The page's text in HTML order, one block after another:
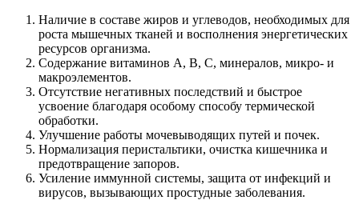
Наличие в составе жиров и углеводов, необходимых для
роста мышечных тканей и восполнения энергетических
ресурсов организма.
Содержание витаминов A, B, C, минералов, микро- и
макроэлементов.
Отсутствие негативных последствий и быстрое
усвоение благодаря особому способу термической
обработки.
Улучшение работы мочевыводящих путей и почек.
Нормализация перистальтики, очистка кишечника и
предотвращение запоров.
Усиление иммунной системы, защита от инфекций и
вирусов, вызывающих простудные заболевания.